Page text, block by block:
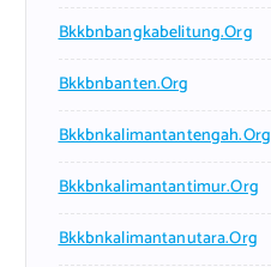
Bkkbnbangkabelitung.org
Bkkbnbanten.org
Bkkbnkalimantantengah.org
Bkkbnkalimantantimur.org
Bkkbnkalimantanutara.org